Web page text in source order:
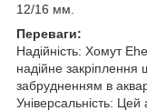
12/16 мм.
Переваги:
Надійність: Хомут
надійне закріплення
забрудненням в
Універсальність: Цей